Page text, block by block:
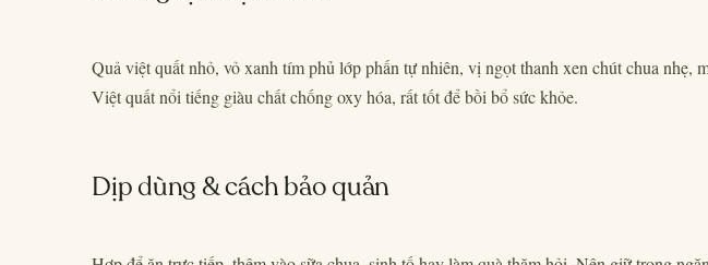
Quả việt quất nhỏ, vỏ xanh tím phủ lớp phấn tự nhiên, vị ngọt thanh xen chút chua nhẹ,
Việt quất nổi tiếng giàu chất chống oxy hóa, rất tốt để bồi bổ sức khỏe.
Dịp dùng & cách bảo quản